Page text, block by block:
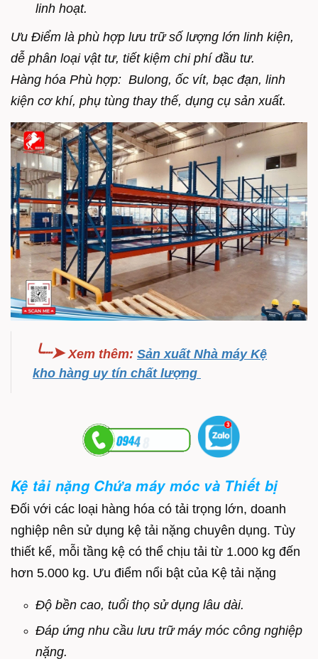
linh hoạt.
Ưu Điểm là phù hợp lưu trữ số lượng lớn linh kiện,
dễ phân loại vật tư, tiết kiệm chi phí đầu tư.
Hàng hóa Phù hợp: Bulong, ốc vít, bạc đạn, linh
kiện cơ khí, phụ tùng thay thế, dụng cụ sản xuất.
╰┈➤Xem thêm: Sản xuất Nhà máy Kệ
kho hàng uy tín chất lượng
Kệ tải nặng Chứa máy móc và Thiết bị
Đối với các loại hàng hóa có tải trọng lớn, doanh
nghiệp nên sử dụng kệ tải nặng chuyên dụng. Tùy
thiết kế, mỗi tầng kệ có thể chịu tải từ 1.000 kg đến
hơn 5.000 kg. Ưu điểm nổi bật của Kệ tải nặng
Độ bền cao, tuổi thọ sử dụng lâu dài.
Đáp ứng nhu cầu lưu trữ máy móc công nghiệp
nặng.